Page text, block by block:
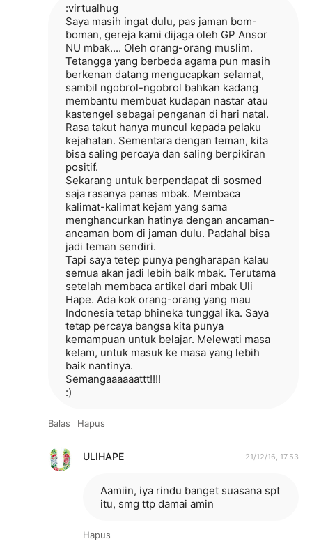
:virtualhug
Saya masih ingat dulu, pas jaman bom-
boman, gereja kami dijaga oleh GP Ansor
NU mbak.... Oleh orang-orang muslim.
Tetangga yang berbeda agama pun masih
berkenan datang mengucapkan selamat,
sambil ngobrol-ngobrol bahkan kadang
membantu membuat kudapan nastar atau
kastengel sebagai penganan di hari natal.
Rasa takut hanya muncul kepada pelaku
kejahatan. Sementara dengan teman, kita
bisa saling percaya dan saling berpikiran
positif.
Sekarang untuk berpendapat di sosmed
saja rasanya panas mbak. Membaca
kalimat-kalimat kejam yang sama
menghancurkan hatinya dengan ancaman-
ancaman bom di jaman dulu. Padahal bisa
jadi teman sendiri.
Tapi saya tetep punya pengharapan kalau
semua akan jadi lebih baik mbak. Terutama
setelah membaca artikel dari mbak Uli
Hape. Ada kok orang-orang yang mau
Indonesia tetap bhineka tunggal ika. Saya
tetap percaya bangsa kita punya
kemampuan untuk belajar. Melewati masa
kelam, untuk masuk ke masa yang lebih
baik nantinya.
Semangaaaaaattt!!!!
:)
Balas Hapus
ULIHAPE 21/12/16, 17.53
Aamiin, iya rindu banget suasana spt
itu, smg ttp damai amin
Hapus